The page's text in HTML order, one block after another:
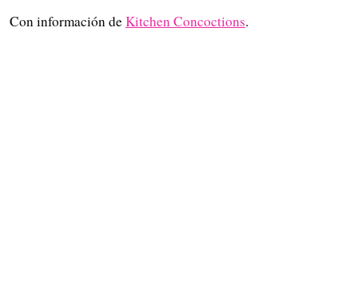
Con información deKitchen Concoctions.